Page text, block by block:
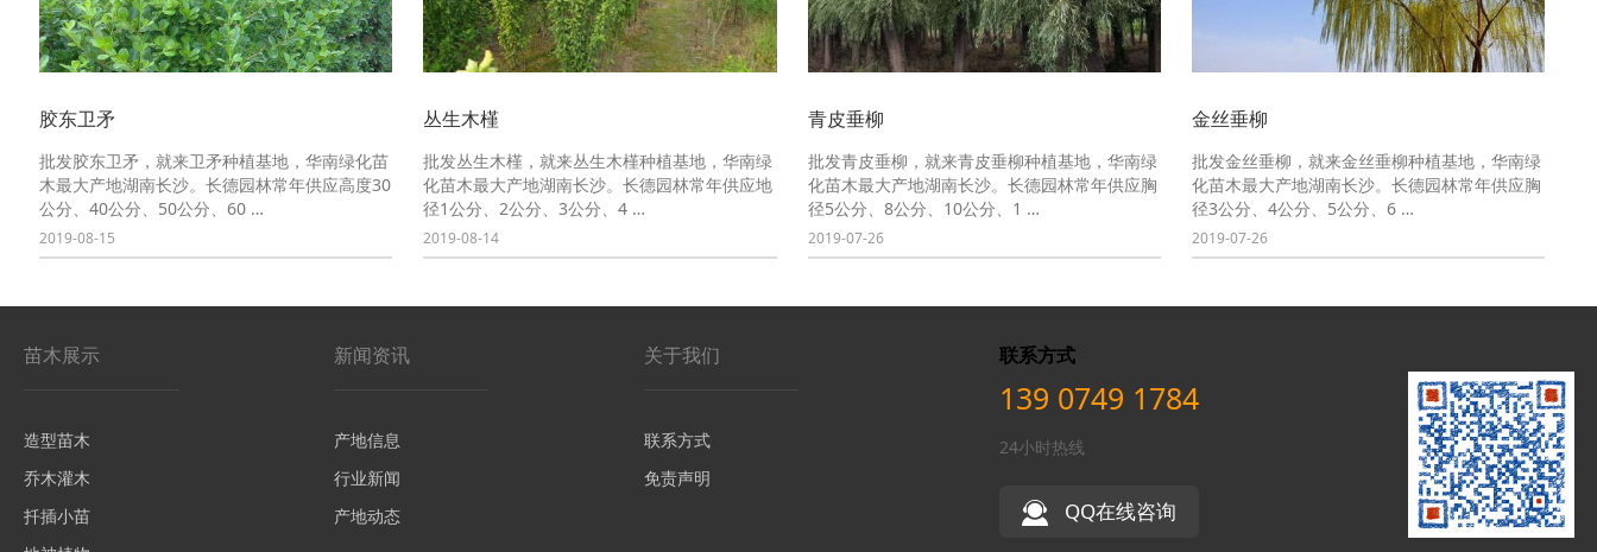
胶东卫矛
批发胶东卫矛，就来卫矛种植基地，华南绿化苗
木最大产地湖南长沙。长德园林常年供应高度30
公分、40公分、50公分、60 …
2019-08-15
丛生木槿
批发丛生木槿，就来丛生木槿种植基地，华南绿
化苗木最大产地湖南长沙。长德园林常年供应地
径1公分、2公分、3公分、4 …
2019-08-14
青皮垂柳
批发青皮垂柳，就来青皮垂柳种植基地，华南绿
化苗木最大产地湖南长沙。长德园林常年供应胸
径5公分、8公分、10公分、1 …
2019-07-26
金丝垂柳
批发金丝垂柳，就来金丝垂柳种植基地，华南绿
化苗木最大产地湖南长沙。长德园林常年供应胸
径3公分、4公分、5公分、6 …
2019-07-26
苗木展示
造型苗木
乔木灌木
扦插小苗
新闻资讯
产地信息
行业新闻
产地动态
关于我们
联系方式
免责声明
联系方式
139 0749 1784
24小时热线
QQ在线咨询